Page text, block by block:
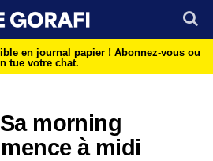
en journal papier ! Abonnez-vous ou
tue votre chat.
morning
à midi